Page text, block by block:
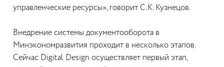
управленческие ресурсы», говорит С.К. Кузнецов.
Внедрение системы документооборота в
Минэкономразвития проходит в несколько этапов.
Сейчас Digital Design осуществляет первый этап,